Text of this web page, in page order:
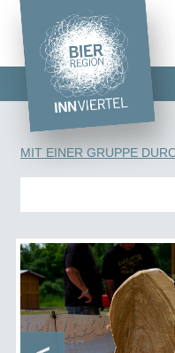
MIT EINER GRUPPE